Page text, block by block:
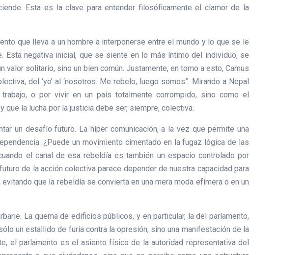
Esta es la clave para entender filosóficamente el clamor de la
que lleva a un hombre a interponerse entre el mundo y lo que se le
Esta negativa inicial, que se siente en lo más íntimo del individuo, se
solitario, sino un bien común. Justamente, en torno a esto, Camus
del ‘yo’ al ‘nosotros. Me rebelo, luego somos”. Mirando a Nepal
o por vivir en un país totalmente corrompido, sino como el
la lucha por la justicia debe ser, siempre, colectiva.
un desafío futuro. La híper comunicación, a la vez que permite una
¿Puede un movimiento cimentado en la fugaz lógica de las
el canal de esa rebeldía es también un espacio controlado por
de la acción colectiva parece depender de nuestra capacidad para
que la rebeldía se convierta en una mera moda efímera o en un
La quema de edificios públicos, y en particular, la del parlamento,
un estallido de furia contra la opresión, sino una manifestación de la
el parlamento es el asiento físico de la autoridad representativa del